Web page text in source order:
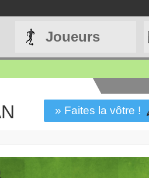
Joueurs
» Faites la vôtre !